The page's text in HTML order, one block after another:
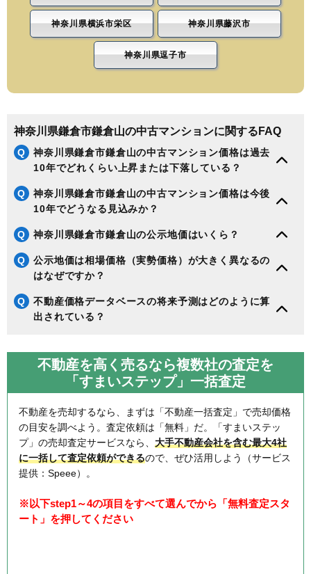
神奈川県横浜市栄区 神奈川県藤沢市
神奈川県逗子市
神奈川県鎌倉市鎌倉山の中古マンションに関するFAQ
Q
神奈川県鎌倉市鎌倉山の中古マンション価格は過去
10年でどれくらい上昇または下落している？
Q
神奈川県鎌倉市鎌倉山の中古マンション価格は今後
10年でどうなる見込みか？
Q 神奈川県鎌倉市鎌倉山の公示地価はいくら？
Q
公示地価は相場価格（実勢価格）が大きく異なるの
はなぜですか？
Q
不動産価格データベースの将来予測はどのように算
出されている？
不動産を高く売るなら複数社の査定を
「すまいステップ」一括査定
不動産を売却するなら、まずは「不動産一括査定」で売却価格
の目安を調べよう。査定依頼は「無料」だ。「すまいステッ
プ」の売却査定サービスなら、 大手不動産会社を含む最大4社
に一括して査定依頼ができるので、ぜひ活用しよう（サービス
提供：Speee）。
※以下step1～4の項目をすべて選んでから「無料査定スタ
ート」を押してください